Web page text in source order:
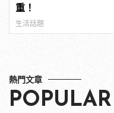
重！
生活話題
熱門文章
POPULAR